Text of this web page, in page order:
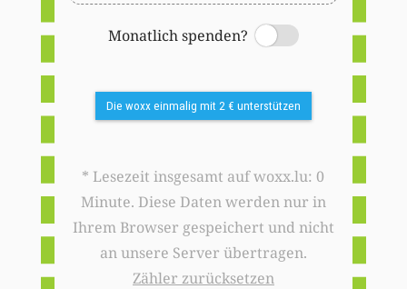
Monatlich spenden?
Switch
Die woxx einmalig mit 2 € unterstützen
* Lesezeit insgesamt auf woxx.lu: 0
Minute. Diese Daten werden nur in
Ihrem Browser gespeichert und nicht
an unsere Server übertragen.
Zähler zurücksetzen